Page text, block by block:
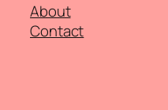
About
Contact